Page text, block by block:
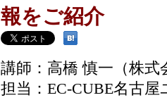
報をご紹介
講師：高橋 慎一（株式
担当：EC-CUBE名古